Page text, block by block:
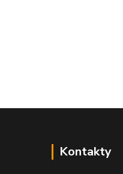
Kontakty